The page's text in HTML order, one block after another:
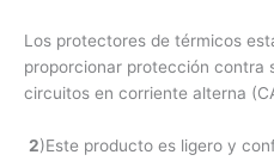
Los protectores de térmicos
proporcionar protección contra
circuitos en corriente alterna
2)Este producto es ligero y